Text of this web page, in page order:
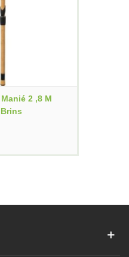
2 ,8 M